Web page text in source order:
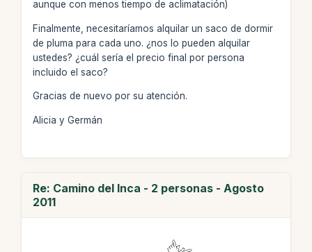
aunque con menos tiempo de aclimatación)
Finalmente, necesitaríamos alquilar un saco de dormir
de pluma para cada uno. ¿nos lo pueden alquilar
ustedes? ¿cuál sería el precio final por persona
incluido el saco?
Gracias de nuevo por su atención.
Alicia y Germán
Re: Camino del Inca - 2 personas - Agosto
2011